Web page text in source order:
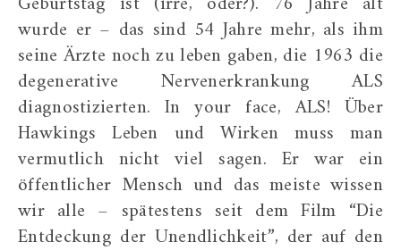
wurde er – das sind 54 Jahre mehr, als ihm
seine Ärzte noch zu leben gaben, die 1963 die
degenerative Nervenerkrankung ALS
diagnostizierten. In your face, ALS! Über
Hawkings Leben und Wirken muss man
vermutlich nicht viel sagen. Er war ein
öffentlicher Mensch und das meiste wissen
wir alle – spätestens seit dem Film “Die
Entdeckung der Unendlichkeit”, der auf den